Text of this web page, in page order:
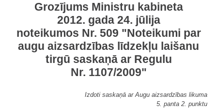
Grozījums Ministru kabineta
2012. gada 24. jūlija
noteikumos Nr. 509 "Noteikumi par
augu aizsardzības līdzekļu laišanu
tirgū saskaņā ar Regulu
Nr. 1107/2009"
Izdoti saskaņā ar Augu aizsardzības likuma
5. panta 2. punktu